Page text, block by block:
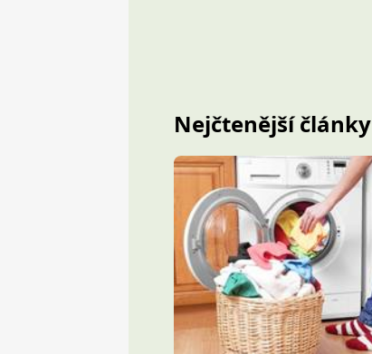
Nejčtenější články